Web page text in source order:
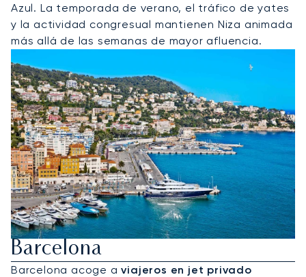
Azul. La temporada de verano, el tráfico de yates
y la actividad congresual mantienen Niza animada
más allá de las semanas de mayor afluencia.
Alquile Un Jet Privado A
Barcelona
Barcelona acoge aviajeros en jet privado